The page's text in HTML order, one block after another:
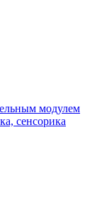
модулем
сенсорика